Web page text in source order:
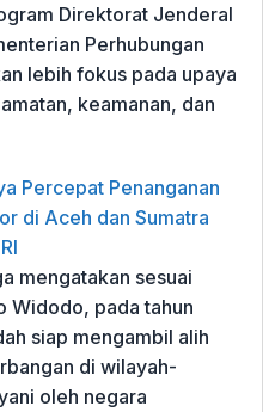
Direktorat Jenderal
Perhubungan
lebih fokus pada upaya
keamanan, dan
Percepat Penanganan
di Aceh dan Sumatra
mengatakan sesuai
Widodo, pada tahun
siap mengambil alih
di wilayah-
oleh negara